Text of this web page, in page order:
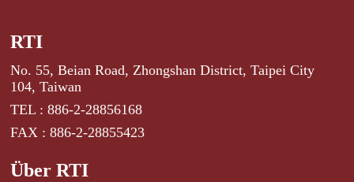
RTI
No. 55, Beian Road, Zhongshan District, Taipei City
104, Taiwan
TEL : 886-2-28856168
FAX : 886-2-28855423
Über RTI